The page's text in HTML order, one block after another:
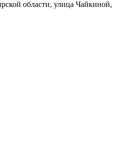
области, улица Чайкиной,